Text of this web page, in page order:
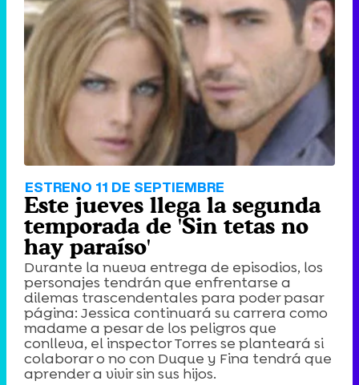
ESTRENO 11 DE SEPTIEMBRE
Este jueves llega la segunda
temporada de 'Sin tetas no
hay paraíso'
Durante la nueva entrega de episodios, los
personajes tendrán que enfrentarse a
dilemas trascendentales para poder pasar
página: Jessica continuará su carrera como
madame a pesar de los peligros que
conlleva, el inspector Torres se planteará si
colaborar o no con Duque y Fina tendrá que
aprender a vivir sin sus hijos.